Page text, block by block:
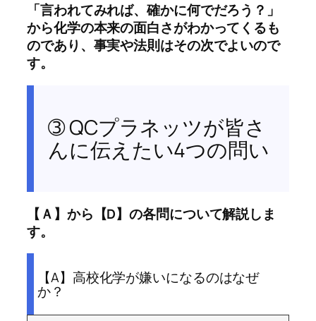
「言われてみれば、確かに何でだろう？」
から化学の本来の面白さがわかってくるも
のであり、事実や法則はその次でよいので
す。
➂ QCプラネッツが皆さ
んに伝えたい4つの問い
【Ａ】から【D】の各問について解説しま
す。
【A】高校化学が嫌いになるのはなぜ
か？